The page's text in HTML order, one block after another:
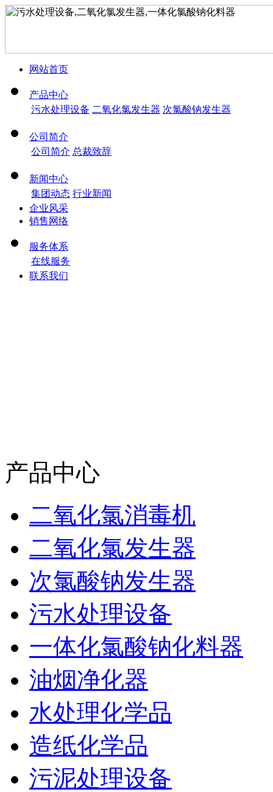
网站首页
产品中心
污水处理设备 二氧化氯发生器 次氯酸钠发生器
公司简介
公司简介 总裁致辞
新闻中心
集团动态 行业新闻
企业风采
销售网络
服务体系
在线服务
联系我们
产品中心
二氧化氯消毒机
二氧化氯发生器
次氯酸钠发生器
污水处理设备
一体化氯酸钠化料器
油烟净化器
水处理化学品
造纸化学品
污泥处理设备